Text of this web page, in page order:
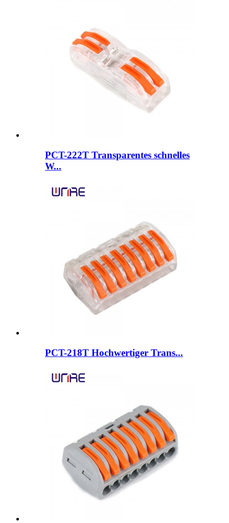
PCT-222T Transparentes schnelles
W...
PCT-218T Hochwertiger Trans...